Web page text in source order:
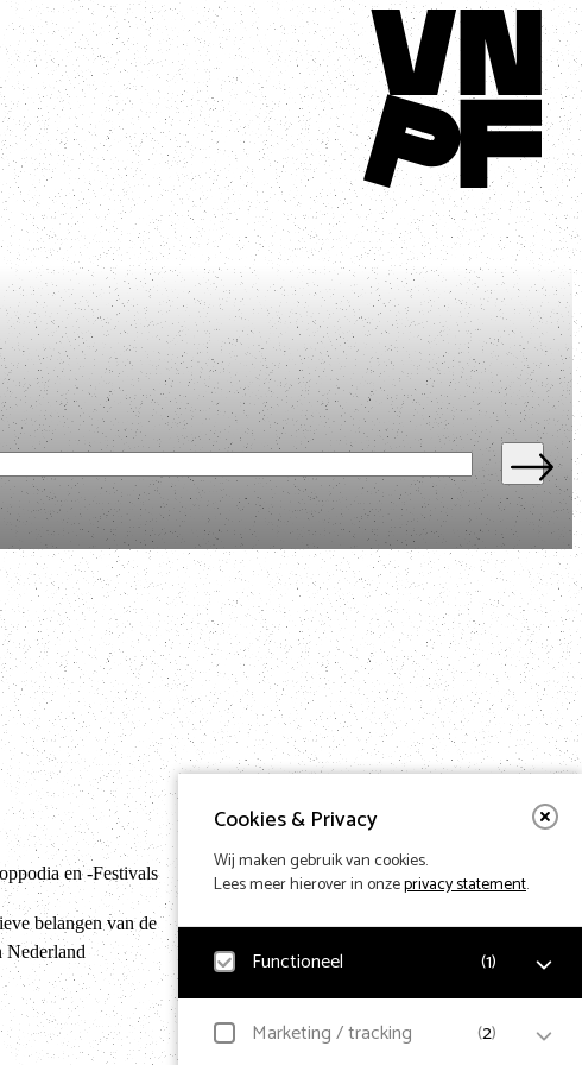
Cookies & Privacy
Wij maken gebruik van cookies.
Lees meer hierover in onzeprivacy statement.
Functioneel (1)
Noodzakelijk
Marketing / tracking (2)
Terug naar homepage
en -Festivals
belangen van de
Nederland